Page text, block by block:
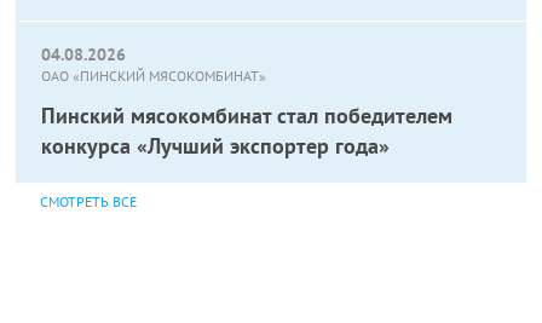
04.08.2026
ОАО «ПИНСКИЙ МЯСОКОМБИНАТ»
Пинский мясокомбинат стал победителем
конкурса «Лучший экспортер года»
СМОТРЕТЬ ВСЕ